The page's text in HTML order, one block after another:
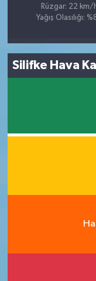
Rüzgar: 22 km/
Yağış Olasılığı:
Silifke Hava